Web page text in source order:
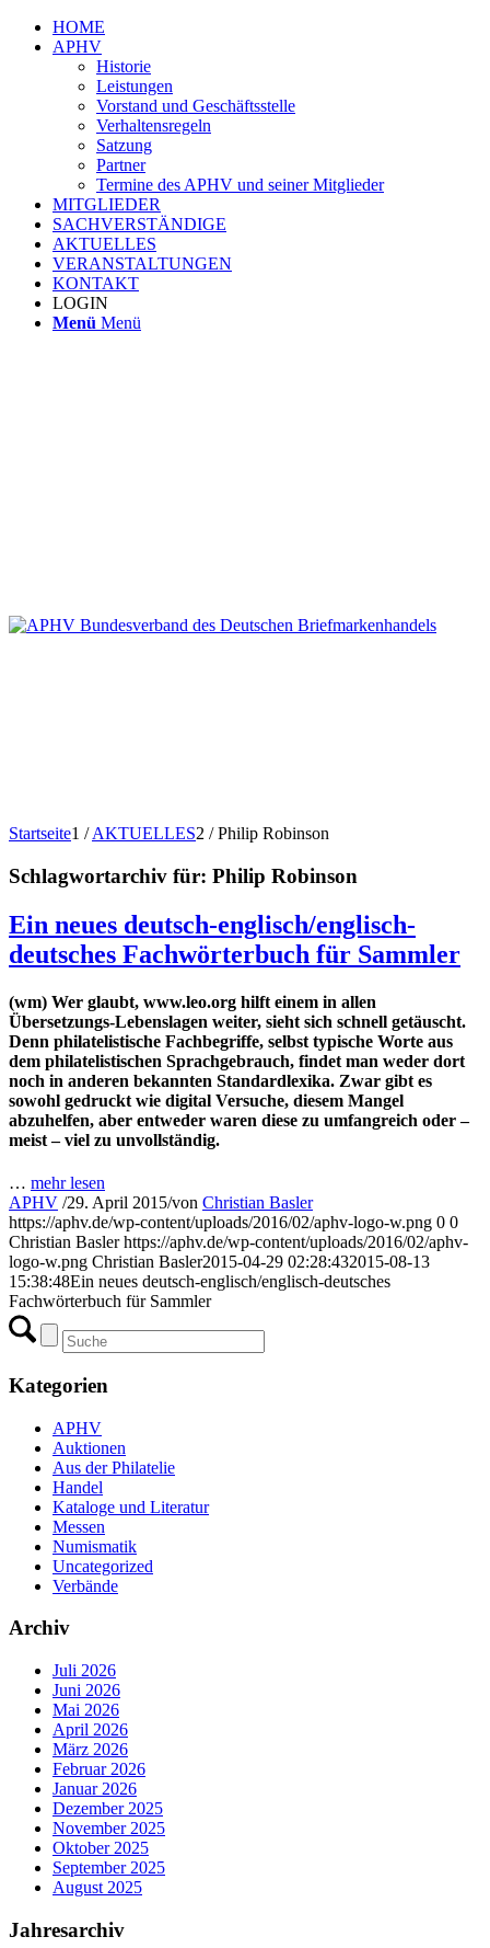
HOME
APHV
Historie
Leistungen
Vorstand und Geschäftsstelle
Verhaltensregeln
Satzung
Partner
Termine des APHV und seiner Mitglieder
MITGLIEDER
SACHVERSTÄNDIGE
AKTUELLES
VERANSTALTUNGEN
KONTAKT
LOGIN
Menü Menü
Startseite1 / AKTUELLES2 / Philip Robinson
Schlagwortarchiv für: Philip Robinson
Ein neues deutsch-englisch/englisch-
deutsches Fachwörterbuch für Sammler
(wm) Wer glaubt, www.leo.org hilft einem in allen
Übersetzungs-Lebenslagen weiter, sieht sich schnell getäuscht.
Denn philatelistische Fachbegriffe, selbst typische Worte aus
dem philatelistischen Sprachgebrauch, findet man weder dort
noch in anderen bekannten Standardlexika. Zwar gibt es
sowohl gedruckt wie digital Versuche, diesem Mangel
abzuhelfen, aber entweder waren diese zu umfangreich oder –
meist – viel zu unvollständig.
… mehr lesen
APHV /29. April 2015/von Christian Basler
https://aphv.de/wp-content/uploads/2016/02/aphv-logo-w.png 0 0
Christian Basler https://aphv.de/wp-content/uploads/2016/02/aphv-
logo-w.png Christian Basler2015-04-29 02:28:432015-08-13
15:38:48Ein neues deutsch-englisch/englisch-deutsches
Fachwörterbuch für Sammler
Kategorien
APHV
Auktionen
Aus der Philatelie
Handel
Kataloge und Literatur
Messen
Numismatik
Uncategorized
Verbände
Archiv
Juli 2026
Juni 2026
Mai 2026
April 2026
März 2026
Februar 2026
Januar 2026
Dezember 2025
November 2025
Oktober 2025
September 2025
August 2025
Jahresarchiv